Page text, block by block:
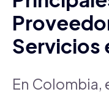
Servicios
En Colombia,